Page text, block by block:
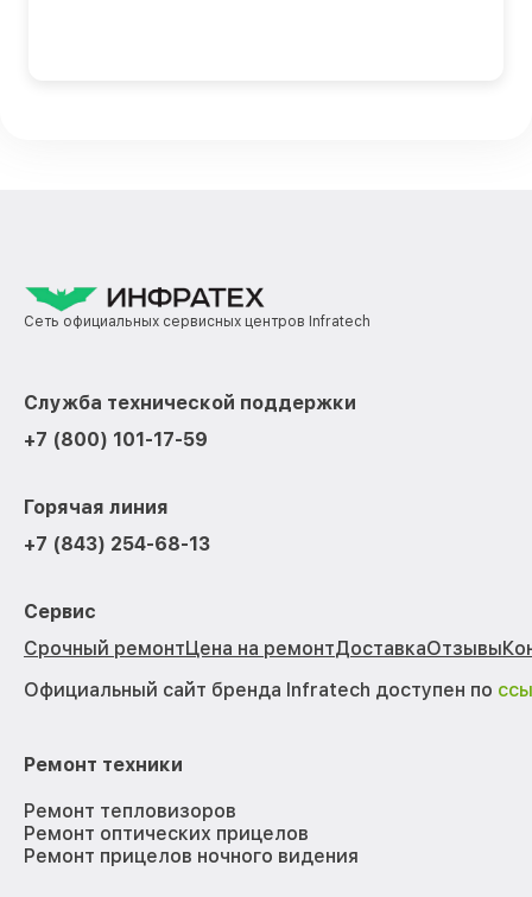
Сеть официальных сервисных центров Infratech
Служба технической поддержки
+7 (800) 101-17-59
Горячая линия
+7 (843) 254-68-13
Сервис
Срочный ремонтЦена на ремонтДоставкаОтзывы
Официальный сайт бренда Infratech доступен по
Ремонт техники
Ремонт тепловизоров
Ремонт оптических прицелов
Ремонт прицелов ночного видения